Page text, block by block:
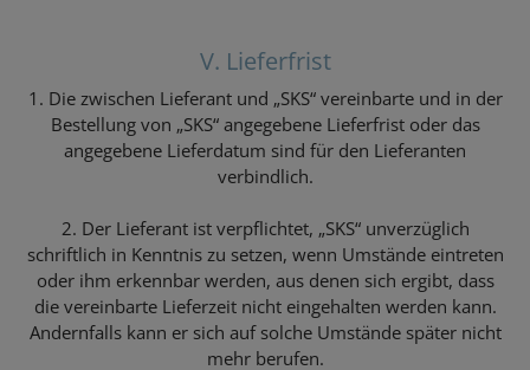
V. Lieferfrist
1. Die zwischen Lieferant und „SKS“ vereinbarte und in der
Bestellung von „SKS“ angegebene Lieferfrist oder das
angegebene Lieferdatum sind für den Lieferanten
verbindlich.
2. Der Lieferant ist verpflichtet, „SKS“ unverzüglich
schriftlich in Kenntnis zu setzen, wenn Umstände eintreten
oder ihm erkennbar werden, aus denen sich ergibt, dass
die vereinbarte Lieferzeit nicht eingehalten werden kann.
Andernfalls kann er sich auf solche Umstände später nicht
mehr berufen.